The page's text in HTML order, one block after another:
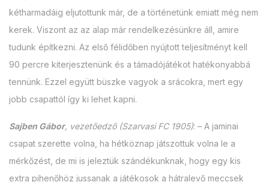
kétharmadáig eljutottunk már, de a történetünk emiatt még nem
kerek. Viszont az az alap már rendelkezésünkre áll, amire
tudunk építkezni. Az első félidőben nyújtott teljesítményt kell
90 percre kiterjesztenünk és a támadójátékot hatékonyabbá
tennünk. Ezzel együtt büszke vagyok a srácokra, mert egy
jobb csapattól így ki lehet kapni.
Sajben Gábor, vezetőedző (Szarvasi FC 1905): – A jaminai
csapat szerette volna, ha hétköznap játszottuk volna le a
mérkőzést, de mi is jeleztük szándékunknak, hogy egy kis
extra pihenőhöz jussanak a játékosok a hátralevő meccsek